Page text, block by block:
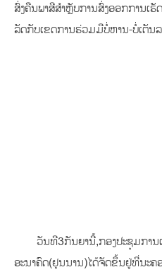
ສົ່ງຄືນພາສີສຳຫຼັບການສົ່ງອອກການເ
ລັດກັບເຂດການຮ່ວມມືບໍ່ຫານ-ບໍ່ເຕັນລ
ວັນທີ3ກັນຍານີ້,ກອງປະຊຸມກາ
ອະນາຄົດ(ຢຸນນານ)ໄດ້ຈັດຂຶ້ນຢູ່ທີ່ນະຄ